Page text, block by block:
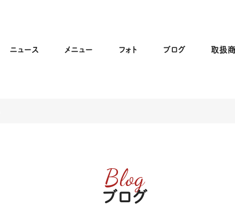
ニュース メニュー フォト ブログ 取扱
Blog
ブログ